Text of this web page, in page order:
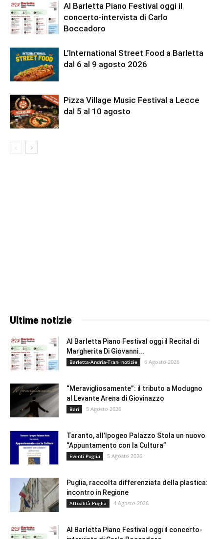
Al Barletta Piano Festival oggi il
concerto-intervista di Carlo
Boccadoro
L’International Street Food a Barletta
dal 6 al 9 agosto 2026
Pizza Village Music Festival a Lecce
dal 5 al 10 agosto
Ultime notizie
Al Barletta Piano Festival oggi il Recital di
Margherita Di Giovanni...
Barletta-Andria-Trani notizie 6 Agosto 2026
“Meravigliosamente”: il tributo a Modugno
al Levante Arena di Giovinazzo
Bari 5 Agosto 2026
Taranto, all’Ipogeo Palazzo Stola un nuovo
“Appuntamento con la Cultura”
Eventi Puglia 5 Agosto 2026
Puglia, raccolta differenziata della plastica:
incontro in Regione
Attualità Puglia 4 Agosto 2026
Al Barletta Piano Festival oggi il concerto-